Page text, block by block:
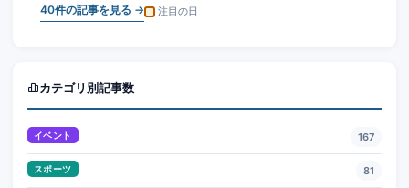
40件の記事を見る → 注目の日
カテゴリ別記事数
イベント 167
スポーツ 81